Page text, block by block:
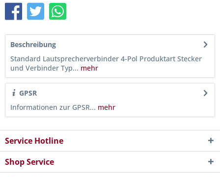
Beschreibung
Standard Lautsprecherverbinder 4-Pol Produktart Stecker
und Verbinder Typ... mehr
GPSR
Informationen zur GPSR... mehr
Service Hotline
Shop Service